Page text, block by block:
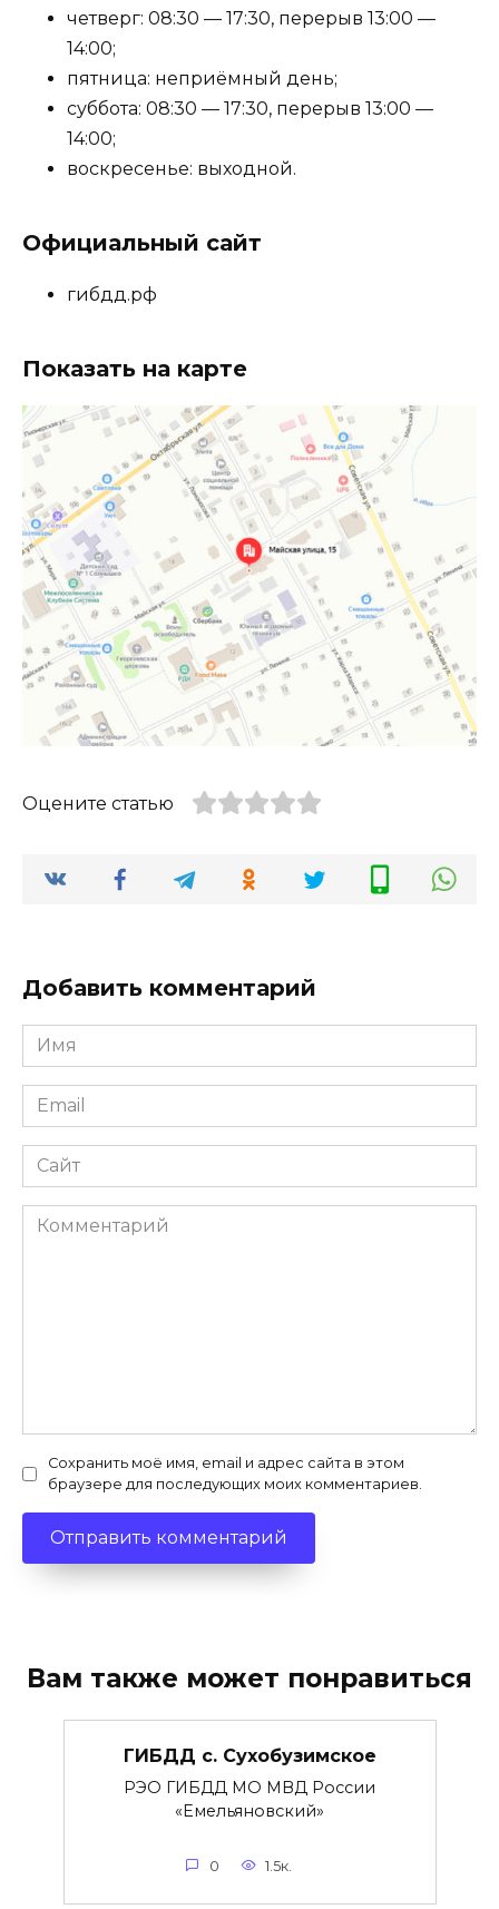
четверг: 08:30 — 17:30, перерыв 13:00 —
14:00;
пятница: неприёмный день;
суббота: 08:30 — 17:30, перерыв 13:00 —
14:00;
воскресенье: выходной.
Официальный сайт
гибдд.рф
Показать на карте
Оцените статью
Добавить комментарий
Имя
*
Email
*
Сайт
Комментарий
Сохранить моё имя, email и адрес сайта в этом
браузере для последующих моих комментариев.
Вам также может понравиться
ГИБДД с. Сухобузимское
РЭО ГИБДД МО МВД России
«Емельяновский»
0 1.5к.